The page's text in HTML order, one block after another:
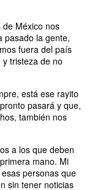
México nos
pasado la gente,
fuera del país
tristeza de no
está ese rayito
pasará y que,
también nos
a los que deben
mano. Mi
personas que
sin tener noticias